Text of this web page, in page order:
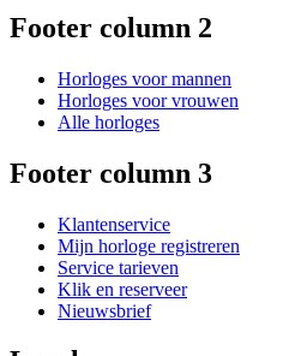
Footer column 2
Horloges voor mannen
Horloges voor vrouwen
Alle horloges
Footer column 3
Klantenservice
Mijn horloge registreren
Service tarieven
Klik en reserveer
Nieuwsbrief